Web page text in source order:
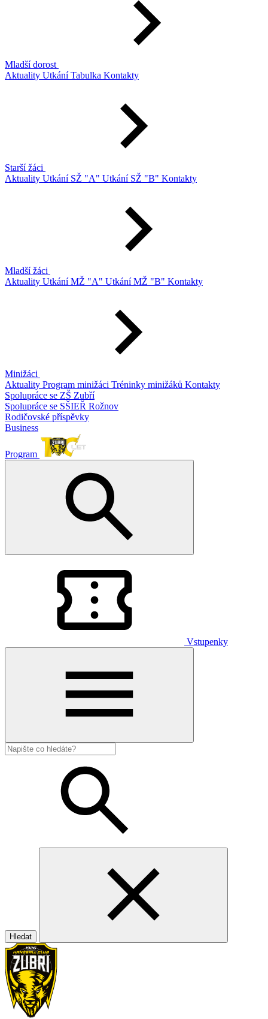
Mladší dorost
Aktuality UtkáníTabulka Kontakty
Starší žáci
Aktuality Utkání SŽ "A" Utkání SŽ "B" Kontakty
Mladší žáci
Aktuality Utkání MŽ "A" Utkání MŽ "B" Kontakty
Minižáci
Aktuality Program minižáci Tréninky minižáků Kontakty
Spolupráce se ZŠ Zubří
Spolupráce se SŠIEŘ Rožnov
Rodičovské příspěvky
Business
Program
Vstupenky
Hledat